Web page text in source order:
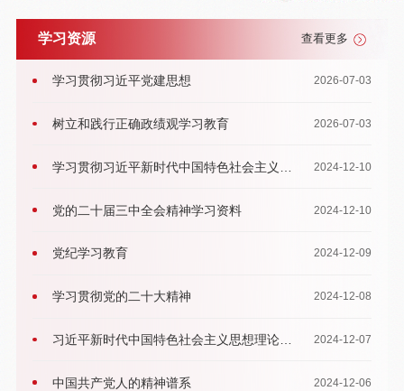
学习资源 查看更多
学习贯彻习近平党建思想 2026-07-03
树立和践行正确政绩观学习教育 2026-07-03
学习贯彻习近平新时代中国特色社会主义思
2024-12-10
党的二十届三中全会精神学习资料 2024-12-10
党纪学习教育 2024-12-09
学习贯彻党的二十大精神 2024-12-08
习近平新时代中国特色社会主义思想理论学
2024-12-07
中国共产党人的精神谱系 2024-12-06